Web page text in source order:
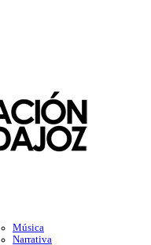
Música
Narrativa